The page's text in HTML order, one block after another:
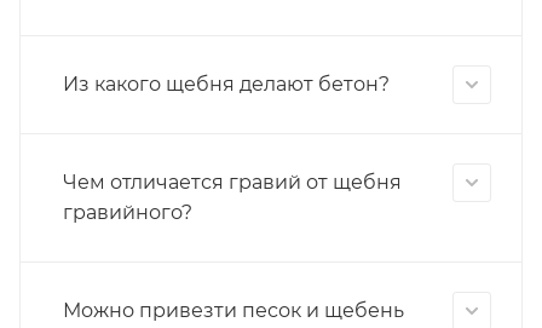
Из какого щебня делают бетон?
Чем отличается гравий от щебня
гравийного?
Можно привезти песок и щебень